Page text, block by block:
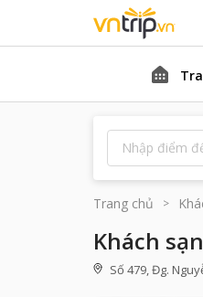
Trang chủ
Khách
Số 479, Đg.